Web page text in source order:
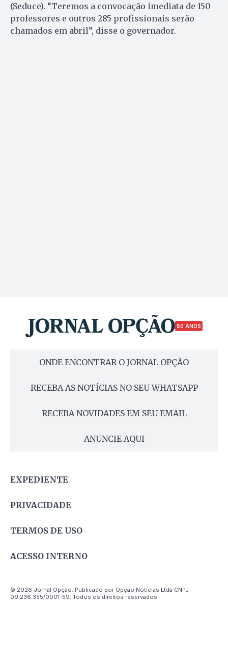
(Seduce). “Teremos a convocação imediata de 150
professores e outros 285 profissionais serão
chamados em abril”, disse o governador.
50 ANOS
ONDE ENCONTRAR O JORNAL OPÇÃO
RECEBA AS NOTÍCIAS NO SEU WHATSAPP
RECEBA NOVIDADES EM SEU EMAIL
ANUNCIE AQUI
EXPEDIENTE
PRIVACIDADE
TERMOS DE USO
ACESSO INTERNO
© 2026 Jornal Opção. Publicado por Opção Notícias Ltda CNPJ
09.236.355/0001-59. Todos os direitos reservados.